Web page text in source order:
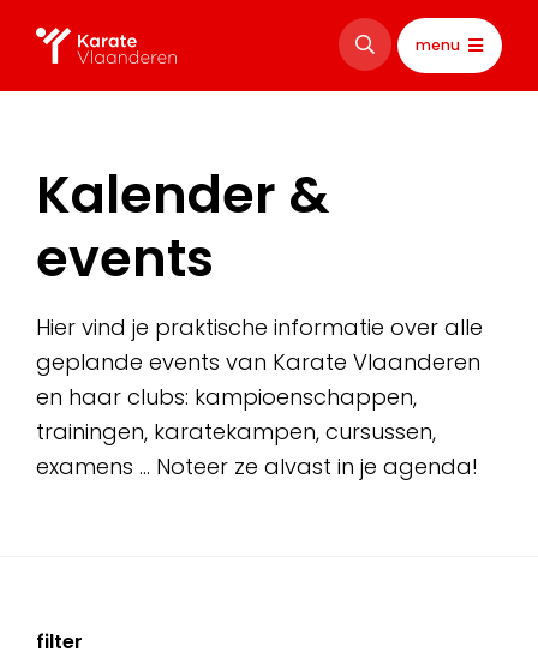
menu
Kalender &
events
Hier vind je praktische informatie over alle
geplande events van Karate Vlaanderen
en haar clubs: kampioenschappen,
trainingen, karatekampen, cursussen,
examens … Noteer ze alvast in je agenda!
filter